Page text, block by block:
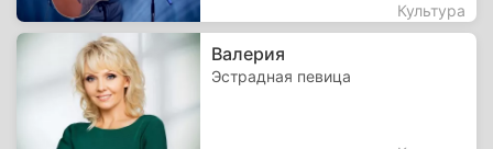
Культура
Валерия
Эстрадная певица